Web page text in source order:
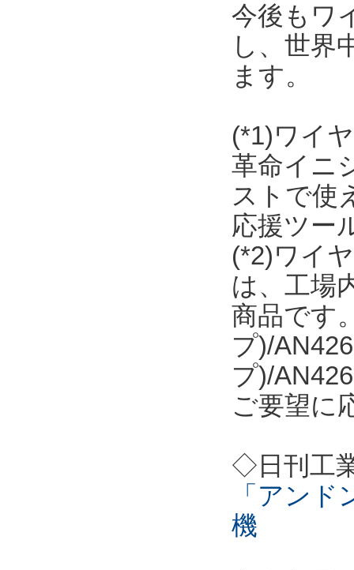
今後もワ
し、世界
ます。
(*1)ワイ
革命イニ
ストで使
応援ツー
(*2)ワイ
は、工場
商品です
プ)/
プ)/
ご要望に
◇日刊工
「アン
機